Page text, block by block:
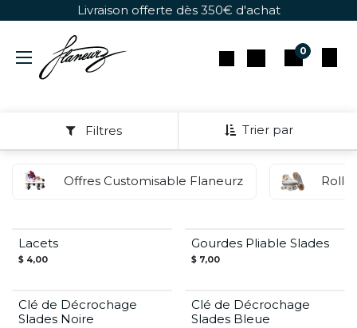
Se rendre au contenuLivraison offerte dès 350€ d'achat
0
Trier par
Filtres
Offres Customisable Flaneurz
Lacets
$ 4,00
Gourdes Pliable Slades
$ 7,00
Clé de Décrochage
Slades Noire
Clé de Décrochage
Slades Bleue